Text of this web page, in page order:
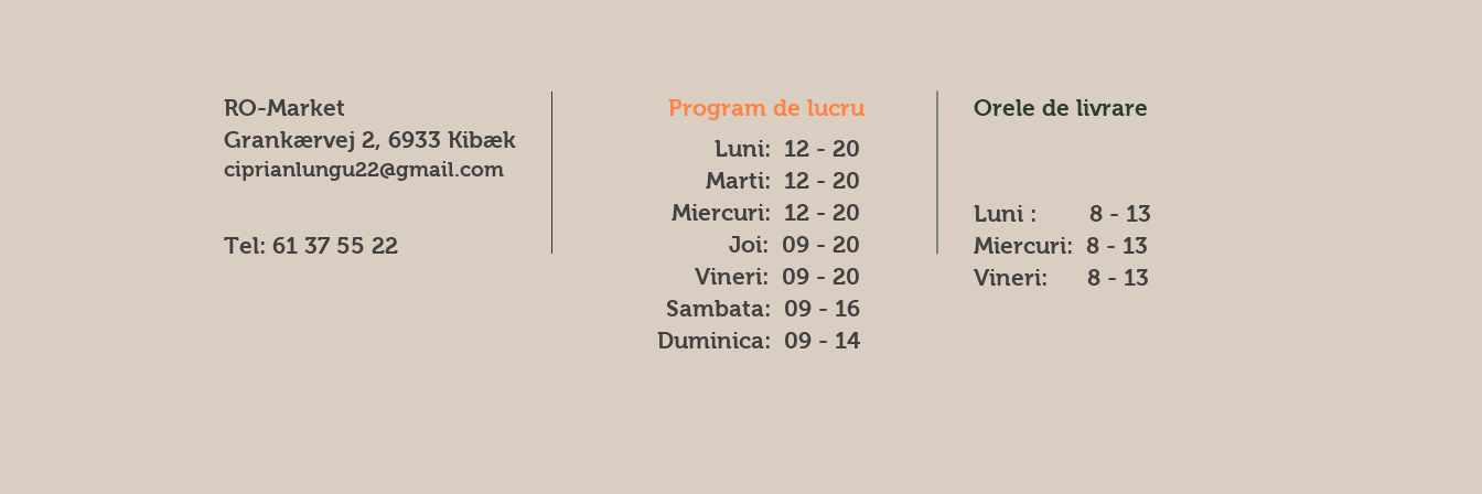
RO-Market
Grankærvej 2, 6933 Kibæk
ciprianlungu22@gmail.com
Orele de livrare
Program de lucru
Tel: 61 37 55 22
Luni: 12 - 20
Marti: 12 - 20
Miercuri: 12 - 20
Joi: 09 - 20
Vineri: 09 - 20
​​Sambata: 09 - 16
​Duminica: 09 - 14
Luni : 8 - 13
Miercuri: 8 - 13
Vineri: 8 - 13